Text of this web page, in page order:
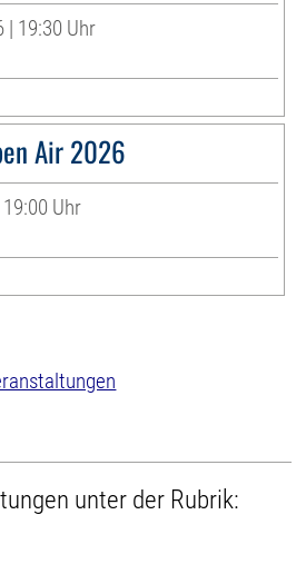
| 19:30 Uhr
Air 2026
Uhr
unter der Rubrik: